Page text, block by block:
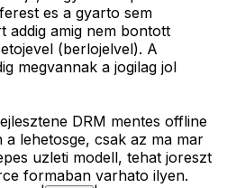
es a gyarto sem
addig amig nem bontott
(berlojelvel). A
megvannak a jogilag jol
DRM mentes offline
lehetosge, csak az ma mar
uzleti modell, tehat joreszt
formaban varhato ilyen.